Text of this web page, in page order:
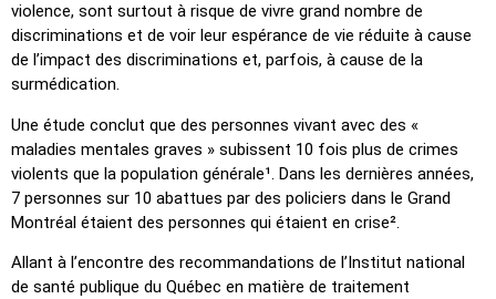
violence, sont surtout à risque de vivre grand nombre de
discriminations et de voir leur espérance de vie réduite à cause
de l’impact des discriminations et, parfois, à cause de la
surmédication.
Une étude conclut que des personnes vivant avec des «
maladies mentales graves » subissent 10 fois plus de crimes
violents que la population générale¹. Dans les dernières années,
7 personnes sur 10 abattues par des policiers dans le Grand
Montréal étaient des personnes qui étaient en crise².
Allant à l’encontre des recommandations de l’Institut national
de santé publique du Québec en matière de traitement